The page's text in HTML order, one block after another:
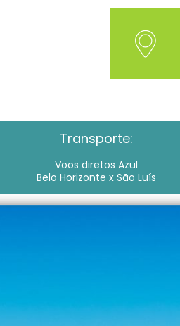
Transporte:
Voos diretos Azul
Belo Horizonte x São Luís